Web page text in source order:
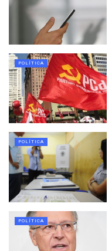
POLÍTICA
POLÍTICA
POLÍTICA